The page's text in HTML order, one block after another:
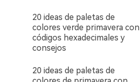
20 ideas de paletas de
colores verde primavera con
códigos hexadecimales y
consejos
20 ideas de paletas de